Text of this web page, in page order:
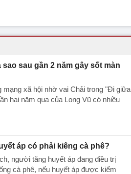
sau gần 2 năm gây sốt màn
mạng xã hội nhờ vai Chải trong "Đi giữa
hai năm qua của Long Vũ có nhiều
áp có phải kiêng cà phê?
người tăng huyết áp đang điều trị
cà phê, nếu huyết áp được kiểm